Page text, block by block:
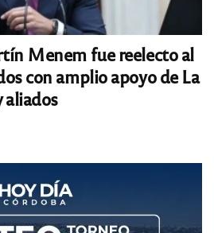
Menem fue reelecto al
con amplio apoyo de La
aliados